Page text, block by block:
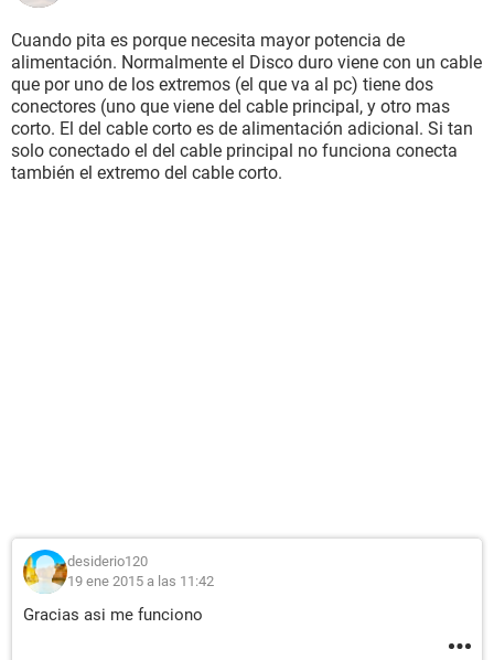
Cuando pita es porque necesita mayor potencia de
alimentación. Normalmente el Disco duro viene con un cable
que por uno de los extremos (el que va al pc) tiene dos
conectores (uno que viene del cable principal, y otro mas
corto. El del cable corto es de alimentación adicional. Si tan
solo conectado el del cable principal no funciona conecta
también el extremo del cable corto.
desiderio120
19 ene 2015 a las 11:42
Gracias asi me funciono